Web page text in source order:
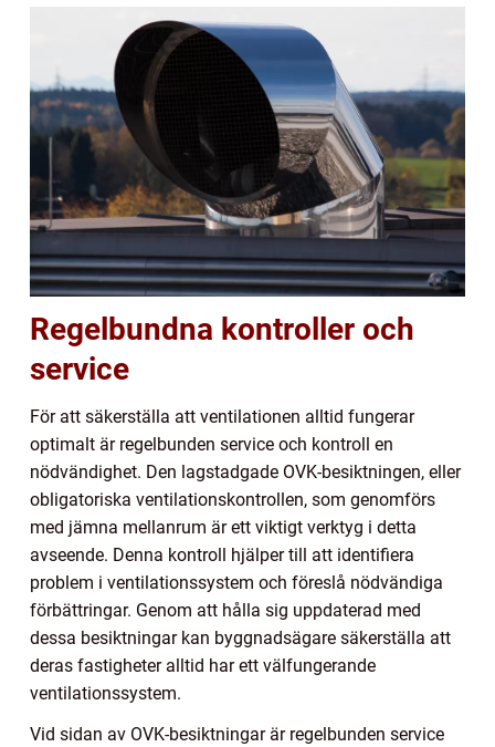
Regelbundna kontroller och
service
För att säkerställa att ventilationen alltid fungerar
optimalt är regelbunden service och kontroll en
nödvändighet. Den lagstadgade OVK-besiktningen, eller
obligatoriska ventilationskontrollen, som genomförs
med jämna mellanrum är ett viktigt verktyg i detta
avseende. Denna kontroll hjälper till att identifiera
problem i ventilationssystem och föreslå nödvändiga
förbättringar. Genom att hålla sig uppdaterad med
dessa besiktningar kan byggnadsägare säkerställa att
deras fastigheter alltid har ett välfungerande
ventilationssystem.
Vid sidan av OVK-besiktningar är regelbunden service